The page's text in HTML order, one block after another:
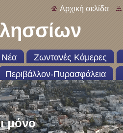
Αρχική σελίδα
Νέα Ζωντανές Κάμερες
Περιβάλλον-Πυρασφάλεια
μόνο